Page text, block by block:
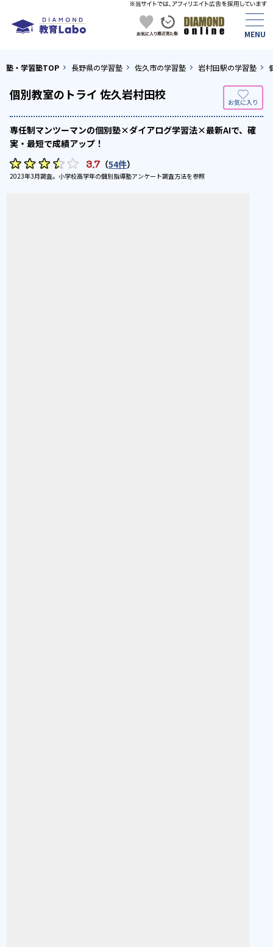
塾・学習塾TOP 長野県の学習塾 佐久市の学習塾 岩村田駅の学習塾
個別教室のトライ 佐久岩村田校
専任制マンツーマンの個別塾×ダイアログ学習法×最新AIで、確
実・最短で成績アップ！
3.7 （54件）
2023年3月調査。 小学校高学年の個別指導塾アンケート調査方法を参照